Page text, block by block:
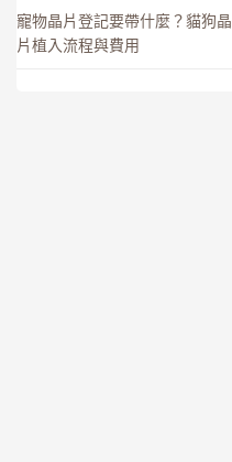
寵物晶片登記要帶什麼？貓狗晶
片植入流程與費用